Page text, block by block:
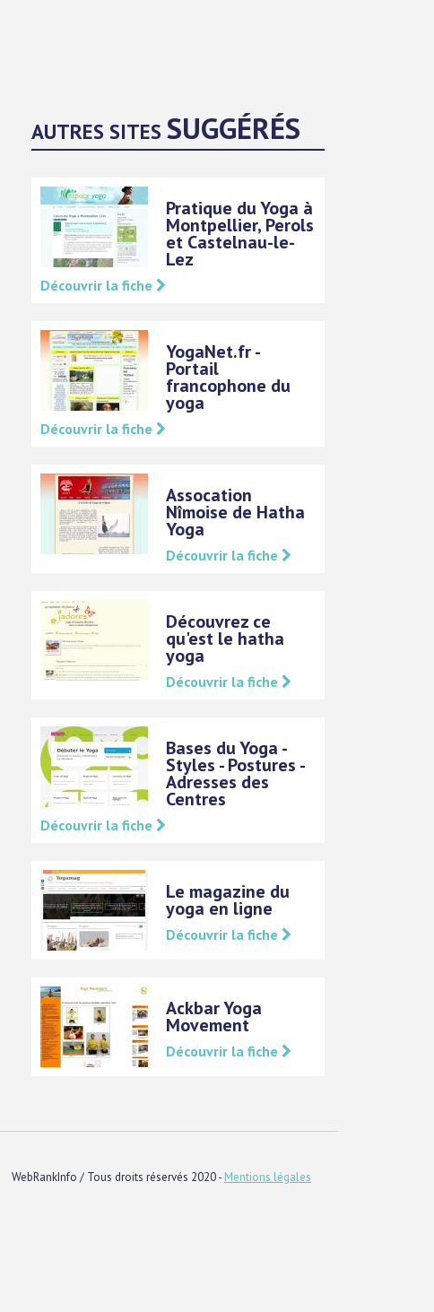
AUTRES SITESSUGGÉRÉS
Pratique du Yoga à
Montpellier, Perols
et Castelnau-le-
Lez
Découvrir la fiche
YogaNet.fr -
Portail
francophone du
yoga
Découvrir la fiche
Assocation
Nîmoise de Hatha
Yoga
Découvrir la fiche
Découvrez ce
qu'est le hatha
yoga
Découvrir la fiche
Bases du Yoga -
Styles - Postures -
Adresses des
Centres
Découvrir la fiche
Le magazine du
yoga en ligne
Découvrir la fiche
Ackbar Yoga
Movement
Découvrir la fiche
WebRankInfo / Tous droits réservés 2020 - Mentions légales